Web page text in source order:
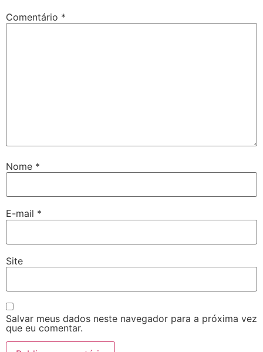
Comentário *
Nome *
E-mail *
Site
Salvar meus dados neste navegador para a próxima vez
que eu comentar.